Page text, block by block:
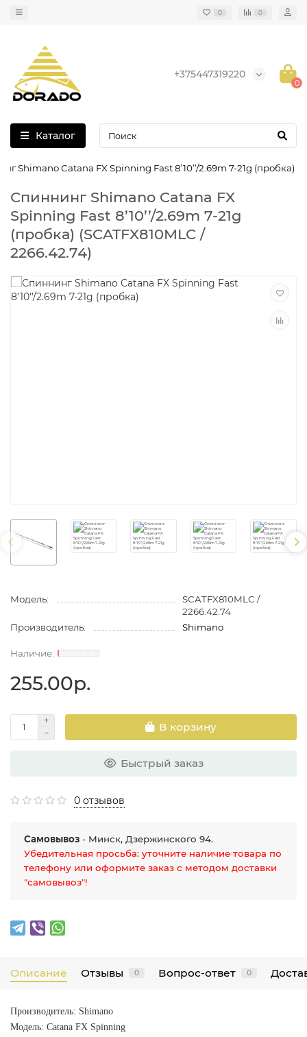
0 0
+375447319220
0
Каталог
Shimano Catana FX Spinning Fast 8’10’’/2.69m 7-21g (пробка)
Спиннинг Shimano Catana FX
Spinning Fast 8’10’’/2.69m 7-21g
(пробка) (SCATFX810MLC /
2266.42.74)
Модель:
SCATFX810MLC /
2266.42.74
Производитель:
Shimano
255.00р.
В корзину
Быстрый заказ
0 отзывов
Самовывоз - Минск, Дзержинского 94.
Убедительная просьба: уточните наличие товара по
телефону или оформите заказ с методом доставки
"самовывоз"!
Описание Отзывы 0 Вопрос-ответ 0
Производитель: Shimano
Модель: Catana FX Spinning